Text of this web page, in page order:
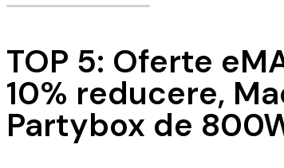
TOP 5: Oferte
10% reducere,
Partybox de